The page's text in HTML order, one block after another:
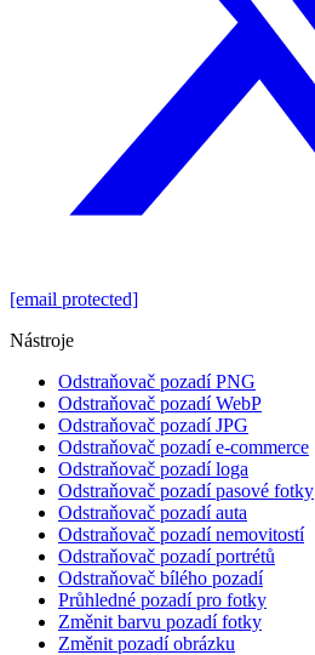
[email protected]
Nástroje
Odstraňovač pozadí PNG
Odstraňovač pozadí WebP
Odstraňovač pozadí JPG
Odstraňovač pozadí e-commerce
Odstraňovač pozadí loga
Odstraňovač pozadí pasové fotky
Odstraňovač pozadí auta
Odstraňovač pozadí nemovitostí
Odstraňovač pozadí portrétů
Odstraňovač bílého pozadí
Průhledné pozadí pro fotky
Změnit barvu pozadí fotky
Změnit pozadí obrázku